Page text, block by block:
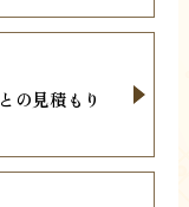
の見積もり